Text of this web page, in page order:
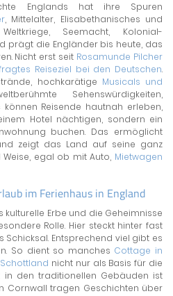
Englands hat ihre Spuren
, Mittelalter, Elisabethanisches und
Seemacht, Kolonial-
prägt die Engländer bis heute, das
Nicht erst seit Rosamunde Pilcher
Reiseziel bei den Deutschen.
hochkarätige Musicals und
Sehenswürdigkeiten,
Reisende hautnah erleben,
Hotel nächtigen, sondern ein
buchen. Das ermöglicht
zeigt das Land auf seine ganz
egal ob mit Auto, Mietwagen
im Ferienhaus in England
Erbe und die Geheimnisse
Rolle. Hier steckt hinter fast
Schicksal. Entsprechend viel gibt es
So dient so manches Cottage in
nicht nur als Basis für die
in den traditionellen Gebäuden ist
Cornwall tragen Geschichten über